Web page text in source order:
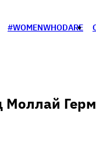
#WOMENWHODARE
Моллай